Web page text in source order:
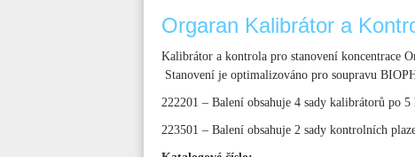
Orgaran Kalibrátor a
Kalibrátor a kontrola pro stanovení koncentrace
Stanovení je optimalizováno pro soupravu
222201 – Balení obsahuje 4 sady kalibrátorů po 5
223501 – Balení obsahuje 2 sady kontrolních